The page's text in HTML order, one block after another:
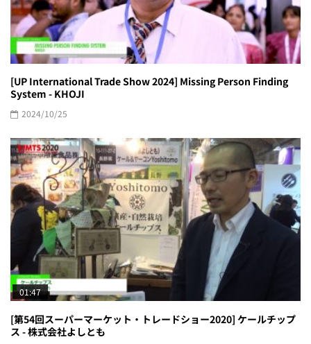
[UP International Trade Show 2024] Missing Person Finding
System - KHOJI
2024/10/25
01:47
[第54回スーパーマーケット・トレードショー2020] ケールチップ
ス - 株式会社よしとも